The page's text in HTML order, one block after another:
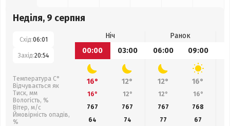
Неділя, 9 серпня
Схід:06:01
Захід:20:54
Температура С°
Відчувається як
Тиск, мм
Вологість, %
Вітер, м/с
Ймовірність опадів,
%
Ніч
Ранок
00:00
03:00 06:00 09:00
16° 12° 12° 16°
16° 12° 12° 16°
767
767 767 768
64
74 77 67